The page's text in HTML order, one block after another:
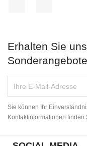
Erhalten Sie
Sonderangebote
Sie können Ihr
Kontaktinformationen finden